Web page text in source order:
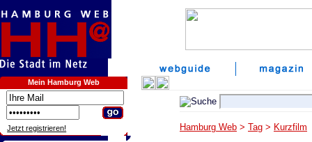
Mein Hamburg Web
Jetzt registrieren! Hamburg Web > Tag > Kurzfilm